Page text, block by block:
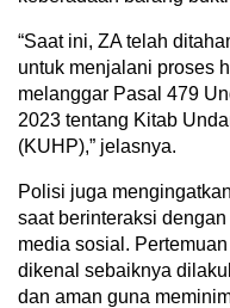
“Saat ini, ZA telah
untuk menjalani proses
melanggar Pasal 479
2023 tentang Kitab
(KUHP),” jelasnya.
Polisi juga
saat berinteraksi
media sosial.
dikenal sebaiknya
dan aman guna